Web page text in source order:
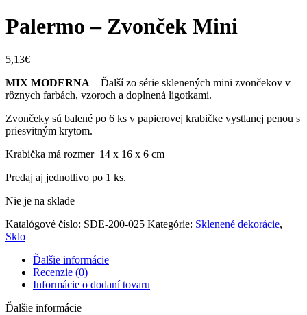
Palermo – Zvonček Mini
5,13€
MIX MODERNA – Ďalší zo série sklenených mini zvončekov v
rôznych farbách, vzoroch a doplnená ligotkami.
Zvončeky sú balené po 6 ks v papierovej krabičke vystlanej penou s
priesvitným krytom.
Krabička má rozmer 14 x 16 x 6 cm
Predaj aj jednotlivo po 1 ks.
Nie je na sklade
Katalógové číslo: SDE-200-025 Kategórie: Sklenené dekorácie,
Sklo
Ďalšie informácie
Recenzie (0)
Informácie o dodaní tovaru
Ďalšie informácie